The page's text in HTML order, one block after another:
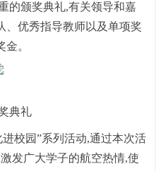
的颁奖典礼,有关领导和嘉
、优秀指导教师以及单项奖
。
典礼
校园”系列活动,通过本次活
发广大学子的航空热情,使